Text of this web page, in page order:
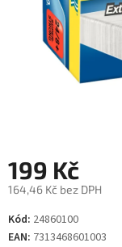
199 Kč
164,46 Kč bez DPH
Měrná
cena:
Kód: 24860100
EAN: 7313468601003